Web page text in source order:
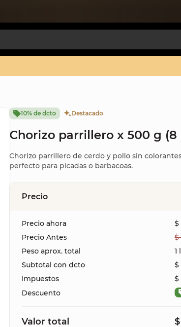
10% de dcto Destacado
Chorizo parrillero x 500 g (8
Chorizo parrillero de cerdo y pollo sin
perfecto para picadas o barbacoas.
Precio
Precio ahora
$
Precio Antes
$
Peso aprox. total
1
Subtotal con dcto
$
Impuestos
$
Descuento
Valor total